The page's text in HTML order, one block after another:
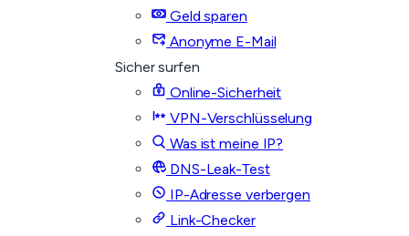
Geld sparen
Anonyme E-Mail
Sicher surfen
Online-Sicherheit
VPN-Verschlüsselung
Was ist meine IP?
DNS-Leak-Test
IP-Adresse verbergen
Link-Checker